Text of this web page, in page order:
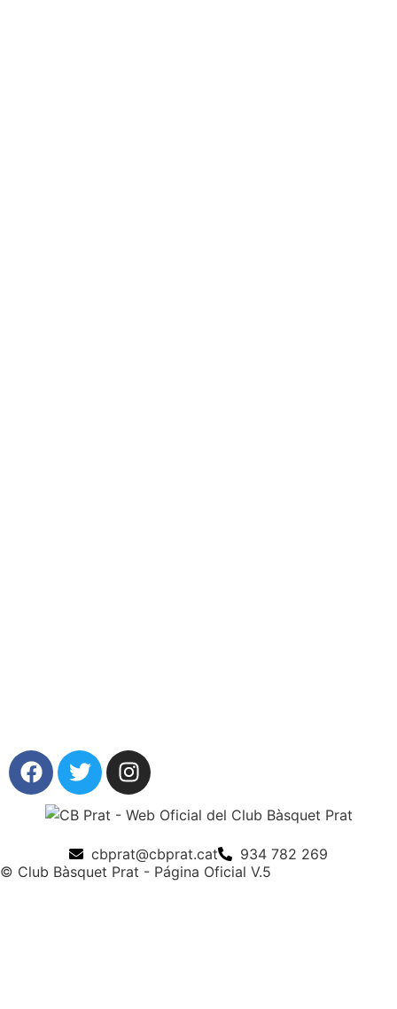
cbprat@cbprat.cat
934 782 269
© Club Bàsquet Prat - Página Oficial V.5